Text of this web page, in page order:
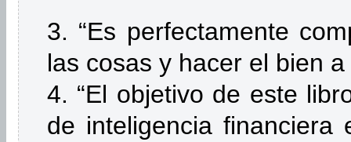
3. “Es perfectamente
las cosas y hacer el bien a
4. “El objetivo de este
de inteligencia